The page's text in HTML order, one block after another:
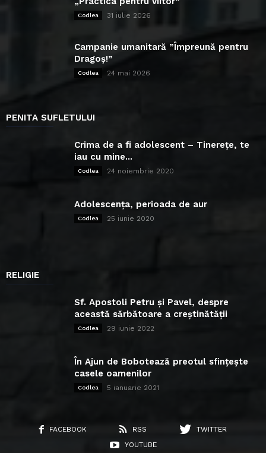
Codlea 31 iulie 2026
Campanie umanitară ”Împreună pentru
Dragoș!”
Codlea 24 mai 2026
PENITA SUFLETULUI
Crima de a fi adolescent – Tinerețe, te
iau cu mine...
Codlea 24 noiembrie 2020
Adolescența, perioada de aur
Codlea 25 iunie 2020
RELIGIE
Sf. Apostoli Petru și Pavel, despre
această sărbătoare a creștinătății
Codlea 29 iunie 2022
În Ajun de Bobotează preotul sfințește
casele oamenilor
Codlea 5 ianuarie 2021
FACEBOOK RSS
TWITTER
YOUTUBE